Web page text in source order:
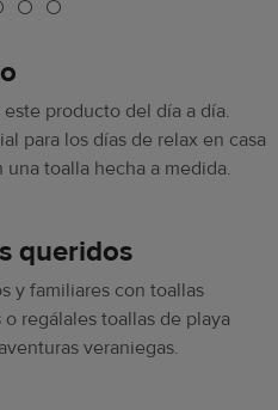
producto del día a día.
para los días de relax en casa
toalla hecha a medida.
queridos
y familiares con toallas
regálales toallas de playa
veraniegas.